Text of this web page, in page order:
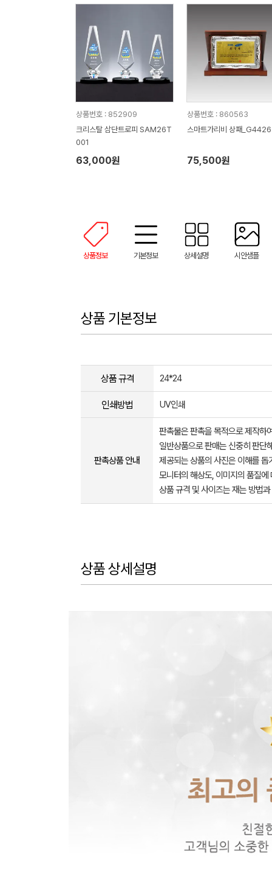
상품번호 : 852909
크리스탈 삼단트로피 SAM26T
001
63,000원
상품번호 : 860563
스마트가리비 상패_G4426
75,500원
상품정보 기본정보 상세설명 시안샘플
상품 기본정보
상품 규격 24*24
인쇄방법 UV인쇄
판촉상품 안내
판촉물은 판촉을 목적으로 제작하
일반상품으로 판매는 신중히 판단
제공되는 상품의 사진은 이해를
모니터의 해상도, 이미지의 품질
상품 규격 및 사이즈는 재는 방법
상품 상세설명